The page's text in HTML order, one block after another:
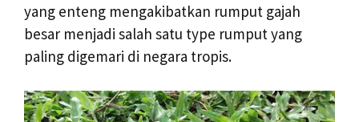
yang enteng mengakibatkan rumput gajah
besar menjadi salah satu type rumput yang
paling digemari di negara tropis.